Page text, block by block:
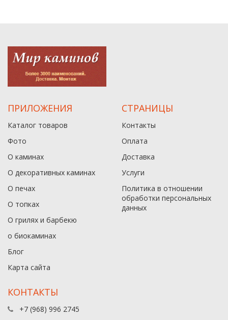
ПРИЛОЖЕНИЯ
Каталог товаров
Фото
О каминах
О декоративных каминах
О печах
О топках
О грилях и барбекю
о биокаминах
Блог
Карта сайта
СТРАНИЦЫ
Контакты
Оплата
Доставка
Услуги
Политика в отношении
обработки персональных
данныx
КОНТАКТЫ
+7 (968) 996 2745